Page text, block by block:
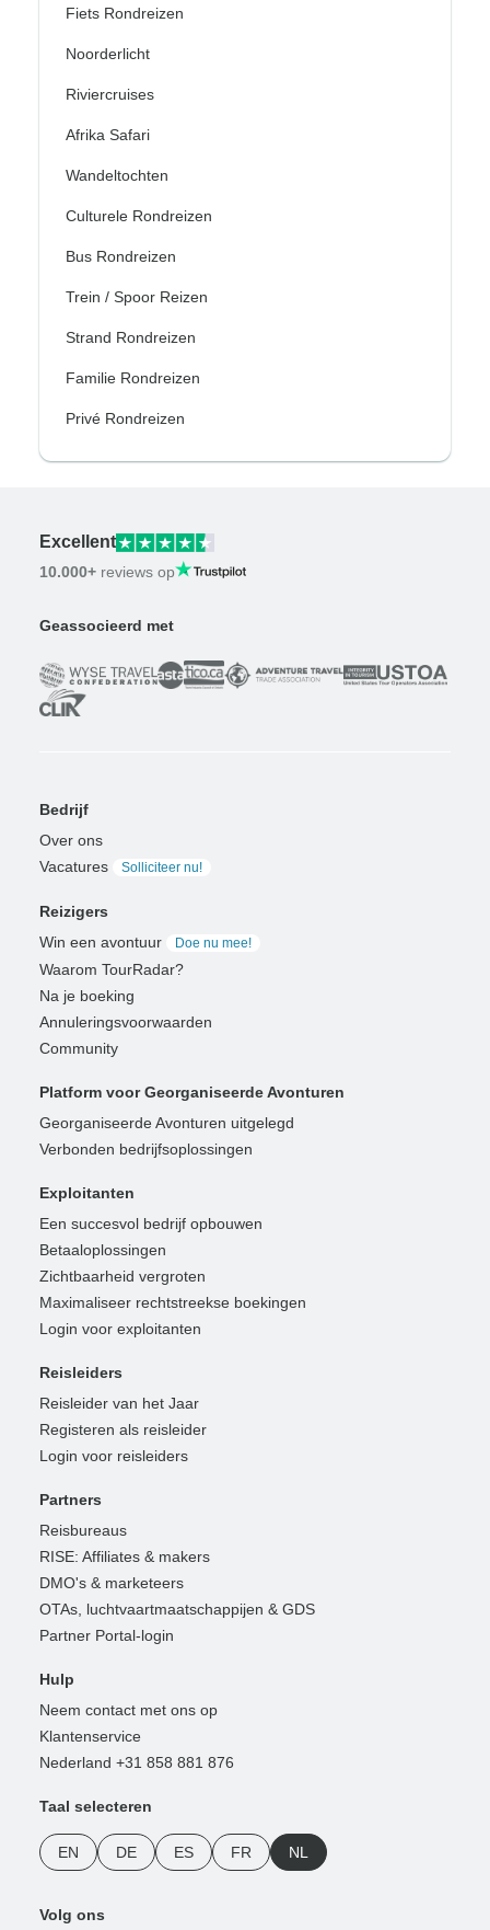
Fiets Rondreizen
Noorderlicht
Riviercruises
Afrika Safari
Wandeltochten
Culturele Rondreizen
Bus Rondreizen
Trein / Spoor Reizen
Strand Rondreizen
Familie Rondreizen
Privé Rondreizen
Excellent
10.000+ reviews op
Geassocieerd met
Bedrijf
Over ons
Vacatures
Solliciteer nu!
Reizigers
Win een avontuur
Doe nu mee!
Waarom TourRadar?
Na je boeking
Annuleringsvoorwaarden
Community
Platform voor Georganiseerde Avonturen
Georganiseerde Avonturen uitgelegd
Verbonden bedrijfsoplossingen
Exploitanten
Een succesvol bedrijf opbouwen
Betaaloplossingen
Zichtbaarheid vergroten
Maximaliseer rechtstreekse boekingen
Login voor exploitanten
Reisleiders
Reisleider van het Jaar
Registeren als reisleider
Login voor reisleiders
Partners
Reisbureaus
RISE: Affiliates & makers
DMO's & marketeers
OTAs, luchtvaartmaatschappijen & GDS
Partner Portal-login
Hulp
Neem contact met ons op
Klantenservice
Nederland +31 858 881 876
Taal selecteren
EN DE ES FR NL
Volg ons